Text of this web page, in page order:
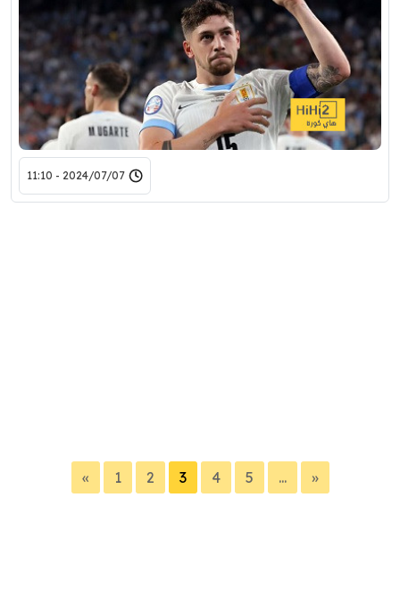
2024/07/07 - 11:10
« 1 2 3 4 5 ... »